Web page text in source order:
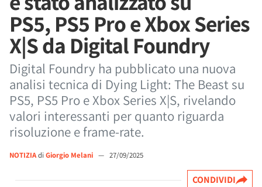
PS5, PS5 Pro e Xbox Series
X|S da Digital Foundry
Digital Foundry ha pubblicato una nuova
analisi tecnica di Dying Light: The Beast su
PS5, PS5 Pro e Xbox Series X|S, rivelando
valori interessanti per quanto riguarda
risoluzione e frame-rate.
NOTIZIAdi Giorgio Melani — 27/09/2025
CONDIVIDI